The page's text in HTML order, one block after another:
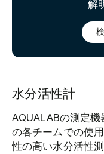
解
水分活性計
AQUALABの測定
の各チームでの使
性の高い水分活性